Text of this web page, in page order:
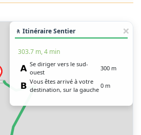
🚶 Itinéraire Sentier
303.7 m, 4 min
Se diriger vers le sud-
ouest
300 m
Vous êtes arrivé à votre
destination, sur la gauche
0 m